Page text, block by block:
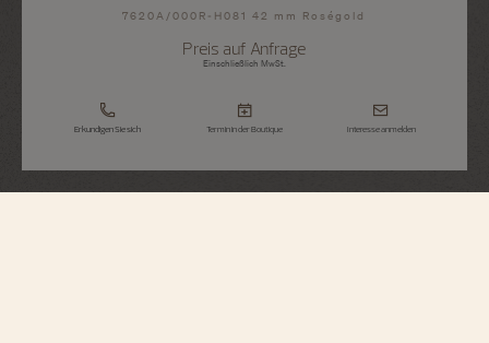
7620A/000R-H081 42 mm Roségold
Preis auf Anfrage
Einschließlich MwSt.
Erkundigen Sie sich Termin in der Boutique Interesse anmelden